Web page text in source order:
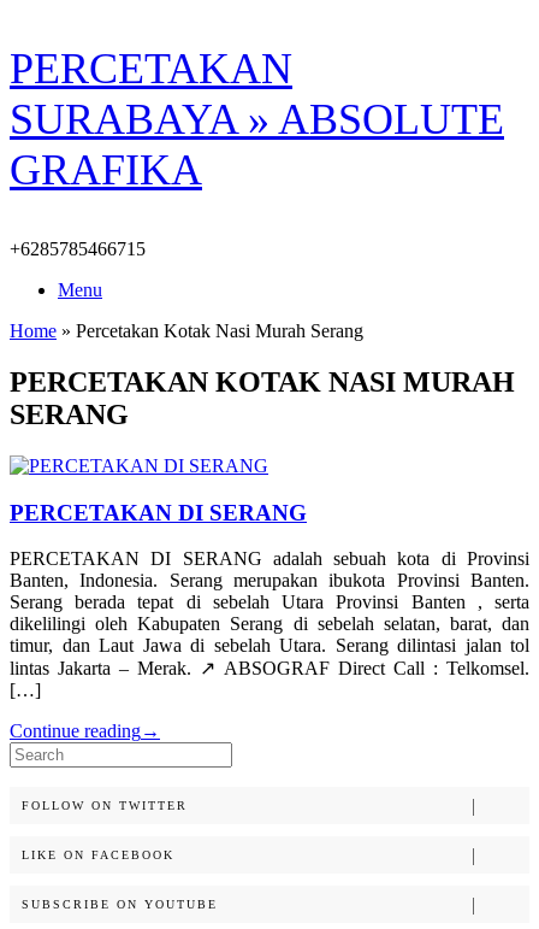
Skip
to
content
PERCETAKAN
SURABAYA » ABSOLUTE
GRAFIKA
+6285785466715
Menu
Home » Percetakan Kotak Nasi Murah Serang
PERCETAKAN KOTAK NASI MURAH
SERANG
PERCETAKAN DI SERANG
PERCETAKAN DI SERANG adalah sebuah kota di Provinsi
Banten, Indonesia. Serang merupakan ibukota Provinsi Banten.
Serang berada tepat di sebelah Utara Provinsi Banten , serta
dikelilingi oleh Kabupaten Serang di sebelah selatan, barat, dan
timur, dan Laut Jawa di sebelah Utara. Serang dilintasi jalan tol
lintas Jakarta – Merak. ↗️ ABSOGRAF Direct Call : Telkomsel.
[…]
Continue reading→
Search
for:
FOLLOW ON TWITTER
LIKE ON FACEBOOK
SUBSCRIBE ON YOUTUBE